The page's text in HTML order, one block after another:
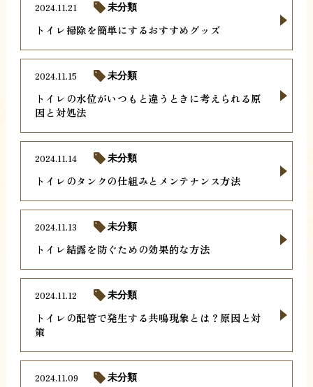
トイレ掃除を簡単にするおすすめグッズ
2024.11.21 未分類
トイレの水位がいつもと違うときに考えられる原
因と対処法
2024.11.15 未分類
トイレのタンクの仕組みとメンテナンス方法
2024.11.14 未分類
トイレ結露を防ぐための効果的な方法
2024.11.13 未分類
トイレの配管で発生する共鳴現象とは？原因と対
策
2024.11.12 未分類
2024.11.09 未分類